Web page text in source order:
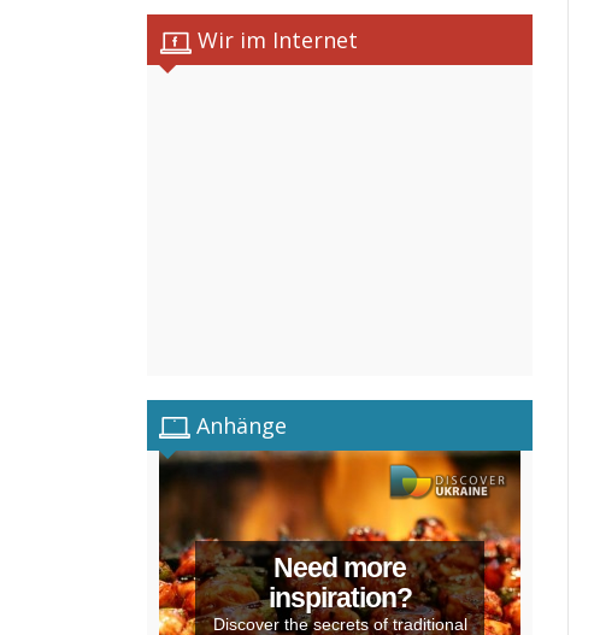
Wir im Internet
Anhänge
Need more
inspiration?
Discover the secrets of traditional